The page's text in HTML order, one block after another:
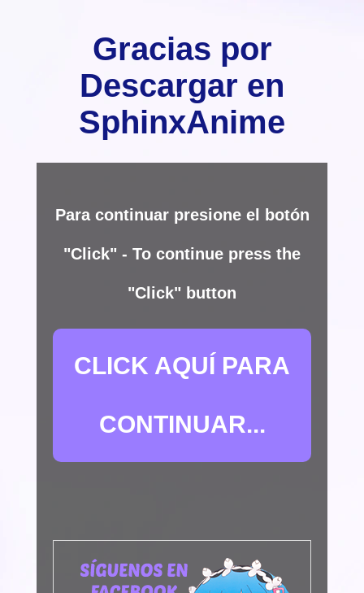
Gracias por
Descargar en
SphinxAnime
Para continuar presione el botón
"Click" - To continue press the
"Click" button
CLICK AQUÍ PARA
CONTINUAR...